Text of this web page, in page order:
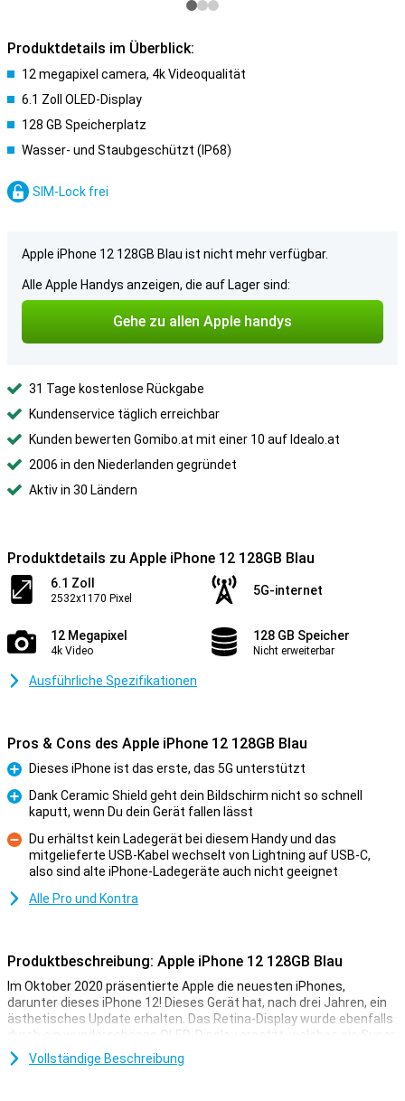
Produktdetails im Überblick:
12 megapixel camera, 4k Videoqualität
6.1 Zoll OLED-Display
128 GB Speicherplatz
Wasser- und Staubgeschützt (IP68)
SIM-Lock frei
Apple iPhone 12 128GB Blau ist nicht mehr verfügbar.
Alle Apple Handys anzeigen, die auf Lager sind:
Gehe zu allen Apple handys
31 Tage kostenlose Rückgabe
Kundenservice täglich erreichbar
Kunden bewerten Gomibo.at mit einer 10 auf Idealo.at
2006 in den Niederlanden gegründet
Aktiv in 30 Ländern
Produktdetails zu Apple iPhone 12 128GB Blau
6.1 Zoll
2532x1170 Pixel
5G-internet
12 Megapixel
4k Video
128 GB Speicher
Nicht erweiterbar
Ausführliche Spezifikationen
Pros & Cons des Apple iPhone 12 128GB Blau
Pro
Dieses iPhone ist das erste, das 5G unterstützt
Dank Ceramic Shield geht dein Bildschirm nicht so schnell
kaputt, wenn Du dein Gerät fallen lässt
Kontra
Du erhältst kein Ladegerät bei diesem Handy und das
mitgelieferte USB-Kabel wechselt von Lightning auf USB-C,
also sind alte iPhone-Ladegeräte auch nicht geeignet
Alle Pro und Kontra
Produktbeschreibung: Apple iPhone 12 128GB Blau
Im Oktober 2020 präsentierte Apple die neuesten iPhones,
darunter dieses iPhone 12! Dieses Gerät hat, nach drei Jahren, ein
ästhetisches Update erhalten. Das Retina-Display wurde ebenfalls
durch ein wunderschönes OLED-Display ersetzt, welches sie Super
Retina XDR nennen. Dadurch erhätst Du hellere Farben und tiefere
Schwarztöne.
Vollständige Beschreibung